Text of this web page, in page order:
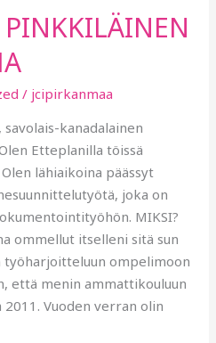
/ jcipirkanmaa
savolais-kanadalainen
Etteplanilla töissä
lähiaikoina päässyt
joka on
MIKSI?
ommellut itselleni sitä sun
työharjoitteluun ompelimoon
että menin ammattikouluun
Vuoden verran olin